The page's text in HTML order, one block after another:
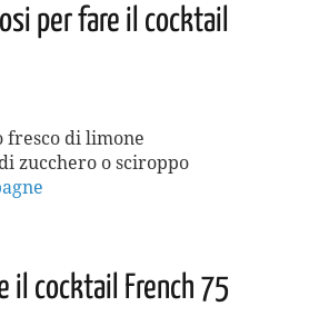
per fare il cocktail
fresco di limone
zucchero o sciroppo
il cocktail French 75